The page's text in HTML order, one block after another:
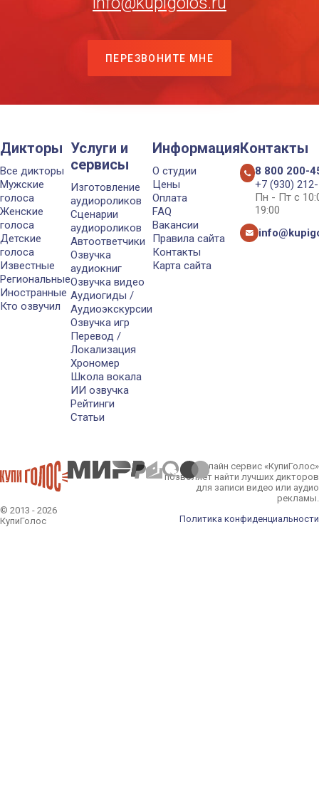
ПЕРЕЗВОНИТЕ МНЕ
Дикторы
Все дикторы
Мужские
голоса
Женские
голоса
Детские
голоса
Известные
Региональные
Иностранные
Кто озвучил
Услуги и
сервисы
Изготовление
аудиороликов
Сценарии
аудиороликов
Автоответчики
Озвучка
аудиокниг
Озвучка видео
Аудиогиды /
Аудиоэкскурсии
Озвучка игр
Перевод /
Локализация
Хрономер
Школа вокала
ИИ озвучка
Рейтинги
Статьи
Информация
О студии
Цены
Оплата
FAQ
Вакансии
Правила сайта
Контакты
Карта сайта
Контакты
8 800 200-
+7 (930)
Пн - Пт с
19:00
© 2013 - 2026
КупиГолос
Онлайн сервис «КупиГолос»
позволяет найти лучших дикторов
для записи видео или аудио
рекламы.
Политика конфиденциальности